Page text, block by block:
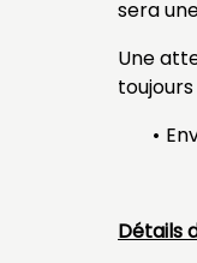
sera
Une
toujours
Détails